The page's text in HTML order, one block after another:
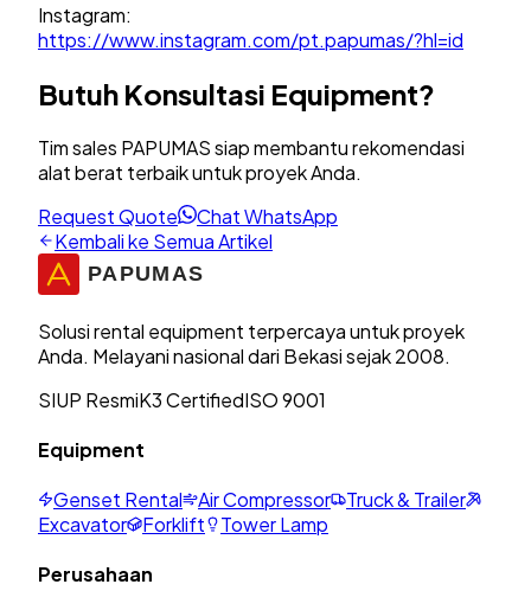
Instagram:
https://www.instagram.com/pt.papumas/?hl=id
Butuh Konsultasi Equipment?
Tim sales PAPUMAS siap membantu rekomendasi
alat berat terbaik untuk proyek Anda.
Request Quote
Chat WhatsApp
Kembali ke Semua Artikel
Solusi rental equipment terpercaya untuk proyek
Anda. Melayani nasional dari Bekasi sejak 2008.
SIUP ResmiK3 CertifiedISO 9001
Equipment
Genset Rental Air Compressor
Truck & Trailer
Excavator
Forklift Tower Lamp
Perusahaan